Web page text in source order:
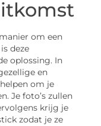
om een
deze
oplossing. In
en
om je
Je foto’s zullen
krijg je
zodat je ze